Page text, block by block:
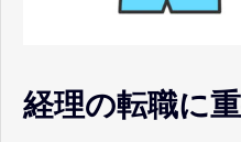
経理の転職に